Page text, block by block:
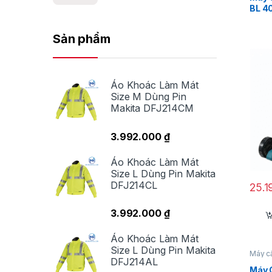
BL
Máy
Sản phẩm
Áo Khoác Làm Mát
Size M Dùng Pin
Makita DFJ214CM
3.992.000 ₫
Áo Khoác Làm Mát
Size L Dùng Pin Makita
DFJ214CL
3.992.000 ₫
Áo Khoác Làm Mát
Size L Dùng Pin Makita
DFJ214AL